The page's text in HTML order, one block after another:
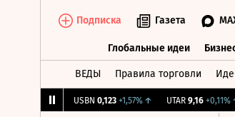
Подписка Газета
Глобальные идеи
ВЕДЫ Правила торговли
USBN 0,123 +1,57%↑ UTAR 9,16 +0,11%↑